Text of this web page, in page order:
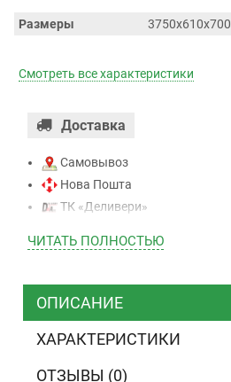
Размеры 3750х610х700
Смотреть все характеристики
Доставка
Самовывоз
Нова Пошта
ТК «Деливери»
ТК “Justin”
ТК ”УкрПочта”
ЧИТАТЬ ПОЛНОСТЬЮ
ОПИСАНИЕ
ХАРАКТЕРИСТИКИ
ОТЗЫВЫ (0)